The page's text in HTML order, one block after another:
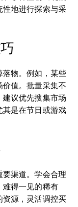
性地进行探索与采
落物。例如，某些
值。批量采集不
议优先搜集市场
其是在节日或游戏
渠道。学会合理
难得一见的稀有
资源，灵活调控买